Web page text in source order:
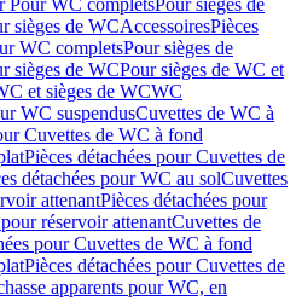
Pour WC completsPour sièges de
sièges de WCAccessoiresPièces
WC completsPour sièges de
sièges de WCPour sièges de WC et
et sièges de WCWC
WC suspendusCuvettes de WC à
Cuvettes de WC à fond
Pièces détachées pour Cuvettes de
détachées pour WC au solCuvettes
attenantPièces détachées pour
réservoir attenantCuvettes de
pour Cuvettes de WC à fond
Pièces détachées pour Cuvettes de
apparents pour WC, en